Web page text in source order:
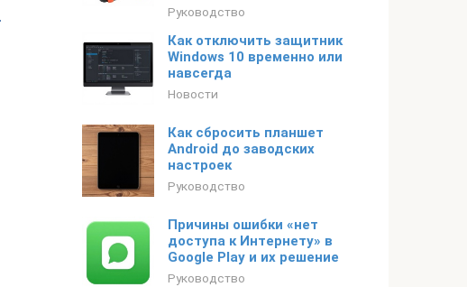
Руководство
Как отключить защитник
Windows 10 временно или
навсегда
Новости
Как сбросить планшет
Android до заводских
настроек
Руководство
Причины ошибки «нет
доступа к Интернету» в
Google Play и их решение
Руководство